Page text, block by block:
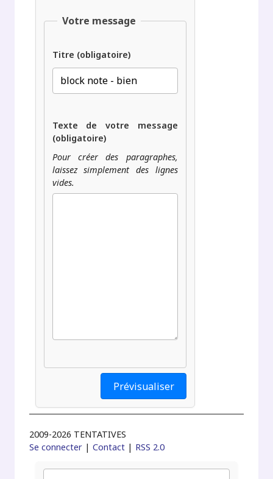
Votre message
Titre (obligatoire)
Texte de votre message
(obligatoire)
Pour créer des paragraphes,
laissez simplement des lignes
vides.
2009-2026 TENTATIVES
Se connecter |Contact | RSS 2.0